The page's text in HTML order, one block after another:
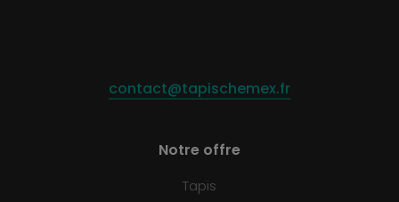
contact@tapischemex.fr
Notre offre
Tapis